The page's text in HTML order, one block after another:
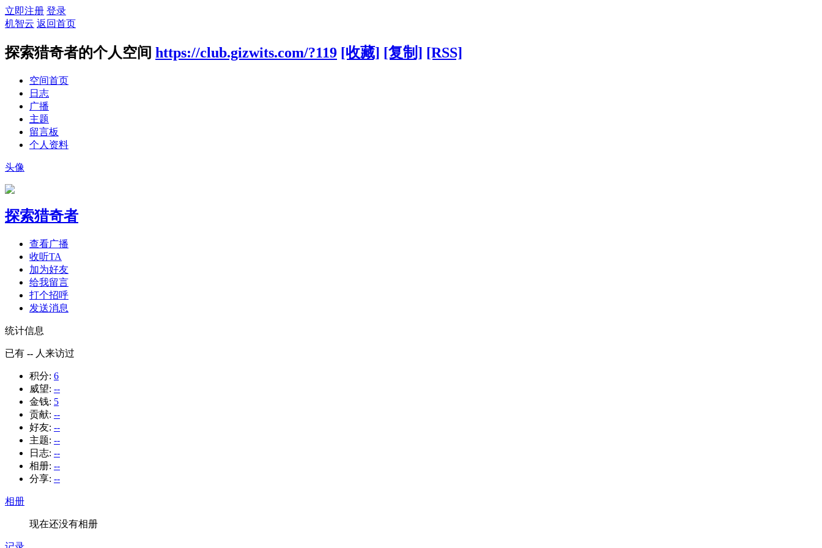
立即注册 登录
机智云 返回首页
探索猎奇者的个人空间 https://club.gizwits.com/?119 [收藏] [复制] [RSS]
空间首页
日志
广播
主题
留言板
个人资料
头像
探索猎奇者
查看广播
收听TA
加为好友
给我留言
打个招呼
发送消息
统计信息
已有 -- 人来访过
积分: 6
威望: --
金钱: 5
贡献: --
好友: --
主题: --
日志: --
相册: --
分享: --
相册
现在还没有相册